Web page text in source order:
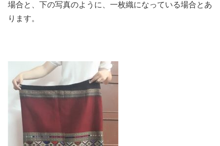
場合と、下の写真のように、一枚織になっている場合とあ
ります。